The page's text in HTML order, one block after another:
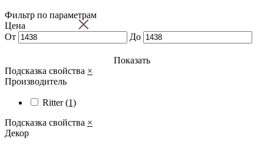
Фильтр по параметрам
×
Цена
От
До
Показать
Подсказка свойства ×
Производитель
Ritter(1)
Подсказка свойства ×
Декор